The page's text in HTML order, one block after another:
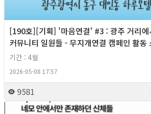
[190호][기획] '마음연결' #3 : 광주 거리에
커뮤니티 일원들 - 무지개연결 캠페인 활동
기간 : 4월
2026-05-08 17:57
9581